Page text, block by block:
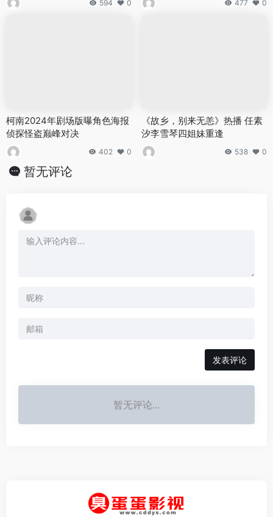
594 0 477 0
柯南2024年剧场版曝角色海报
侦探怪盗巅峰对决
402 0
《故乡，别来无恙》热播 任素
汐李雪琴四姐妹重逢
538 0
暂无评论
发表评论
暂无评论...